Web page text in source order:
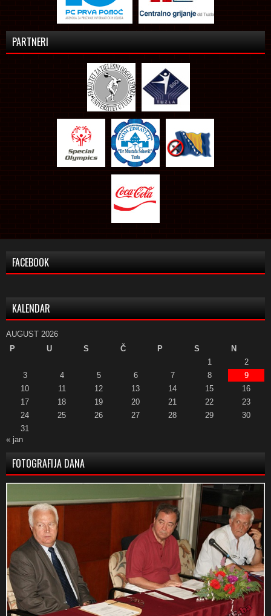
PARTNERI
FACEBOOK
KALENDAR
AUGUST 2026
P
U S Č P S
N
1
2
3
4 5 6 7 8
9
10
11 12 13 14 15
16
17
18 19 20 21 22
23
24
25 26 27 28 29
30
31
« jan
FOTOGRAFIJA DANA